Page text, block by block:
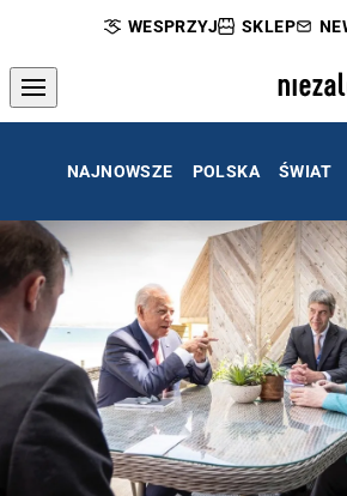
WESPRZYJ SKLEP
NAJNOWSZE POLSKA ŚWIAT